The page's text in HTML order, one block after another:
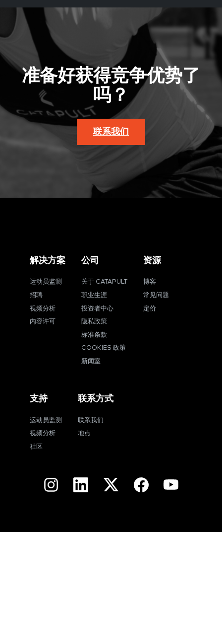
准备好获得竞争优势了
吗？
联系我们
解决方案
运动员监测
招聘
视频分析
内容许可
公司
关于 CATAPULT
职业生涯
投资者中心
隐私政策
标准条款
COOKIES 政策
新闻室
资源
博客
常见问题
定价
支持
运动员监测
视频分析
社区
联系方式
联系我们
地点